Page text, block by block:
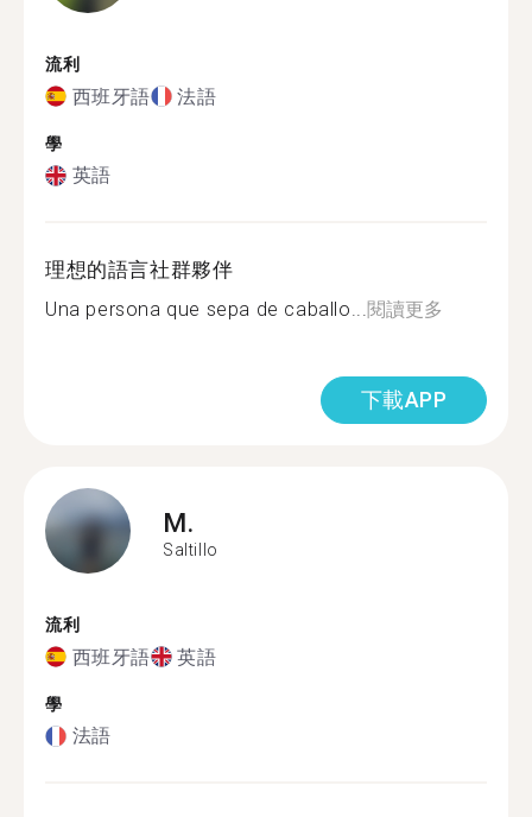
流利
西班牙語 法語
學
英語
理想的語言社群夥伴
Una persona que sepa de caballo...閱讀更多
下載APP
M.
Saltillo
流利
西班牙語 英語
學
法語